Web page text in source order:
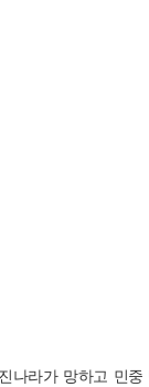
진나라가 망하고 민